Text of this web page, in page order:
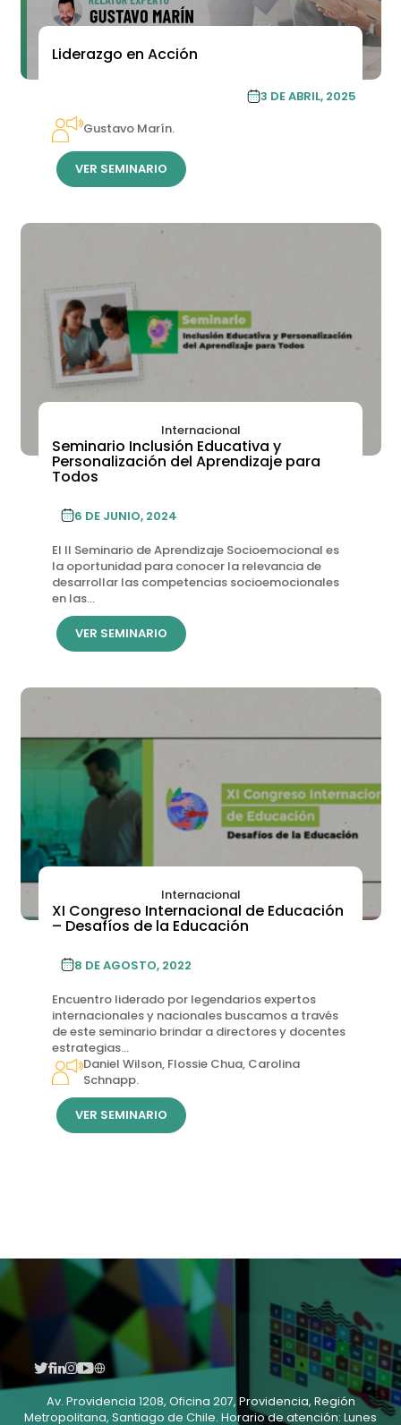
Liderazgo en Acción
3 DE ABRIL, 2025
Gustavo Marín.
VER SEMINARIO
Internacional
Seminario Inclusión Educativa y
Personalización del Aprendizaje para
Todos
6 DE JUNIO, 2024
El II Seminario de Aprendizaje Socioemocional es
la oportunidad para conocer la relevancia de
desarrollar las competencias socioemocionales
en las...
VER SEMINARIO
Internacional
XI Congreso Internacional de Educación
– Desafíos de la Educación
8 DE AGOSTO, 2022
Encuentro liderado por legendarios expertos
internacionales y nacionales buscamos a través
de este seminario brindar a directores y docentes
estrategias...
Daniel Wilson, Flossie Chua, Carolina
Schnapp.
VER SEMINARIO
Av. Providencia 1208, Oficina 207, Providencia, Región
Metropolitana, Santiago de Chile. Horario de atención: Lunes